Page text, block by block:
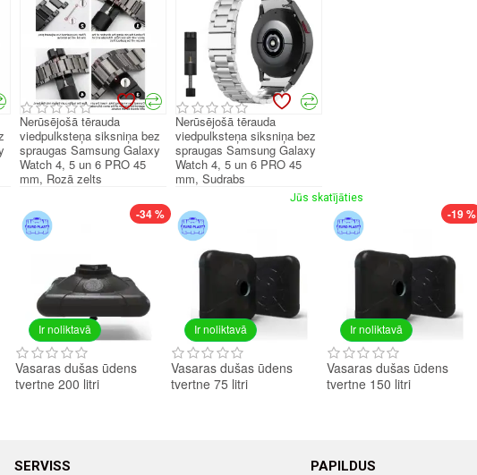
Nerūsējošā tērauda
viedpulksteņa siksniņa bez
spraugas Samsung Galaxy
Watch 4, 5 un 6 PRO 45
mm, Rozā zelts
Nerūsējošā tērauda
viedpulksteņa siksniņa bez
spraugas Samsung Galaxy
Watch 4, 5 un 6 PRO 45
mm, Sudrabs
Jūs skatījāties
Ir noliktavā
-34 %
Vasaras dušas ūdens
tvertne 200 litri
Ir noliktavā
Vasaras dušas ūdens
tvertne 75 litri
Ir noliktavā
-19 %
Vasaras dušas ūdens
tvertne 150 litri
SERVISS PAPILDUS